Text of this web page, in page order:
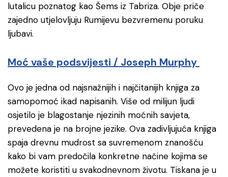
lutalicu poznatog kao Šems iz Tabriza. Obje priče
zajedno utjelovljuju Rumijevu bezvremenu poruku
ljubavi.
Moć vaše podsvijesti / Joseph Murphy
Ovo je jedna od najsnažnijih i najčitanijih knjiga za
samopomoć ikad napisanih. Više od milijun ljudi
osjetilo je blagostanje njezinih moćnih savjeta,
prevedena je na brojne jezike. Ova zadivljujuća knjiga
spaja drevnu mudrost sa suvremenom znanošću
kako bi vam predočila konkretne načine kojima se
možete koristiti u svakodnevnom životu. Tiskana je u